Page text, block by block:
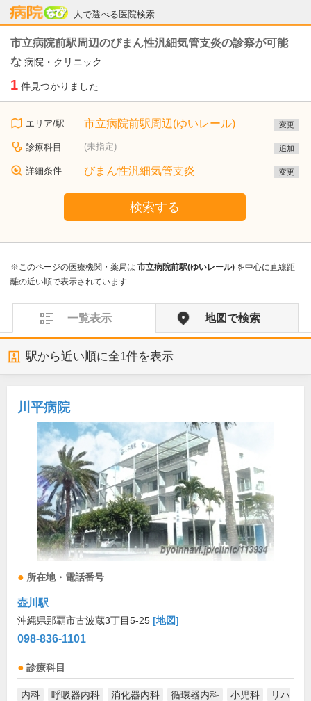
人で選べる医院検索
病院なび
市立病院前駅周辺のびまん性汎細気管支炎の診察が可能
な 病院・クリニック
1 件見つかりました
エリア/駅 市立病院前駅周辺(ゆいレール) 変更
診療科目 (未指定) 追加
詳細条件 びまん性汎細気管支炎 変更
検索する
※このページの医療機関・薬局は 市立病院前駅(ゆいレール) を中心に直線距
離の近い順で表示されています
一覧表示 地図で検索
駅から近い順に全1件を表示
川平病院
所在地・電話番号
壺川駅
沖縄県那覇市古波蔵3丁目5-25 [地図]
098-836-1101
診療科目
内科 呼吸器内科 消化器内科 循環器内科 小児科
リハ